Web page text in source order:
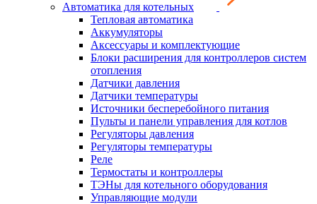
Автоматика для котельных
Тепловая автоматика
Аккумуляторы
Аксессуары и комплектующие
Блоки расширения для контроллеров систем
отопления
Датчики давления
Датчики температуры
Источники бесперебойного питания
Пульты и панели управления для котлов
Регуляторы давления
Регуляторы температуры
Реле
Термостаты и контроллеры
ТЭНы для котельного оборудования
Управляющие модули